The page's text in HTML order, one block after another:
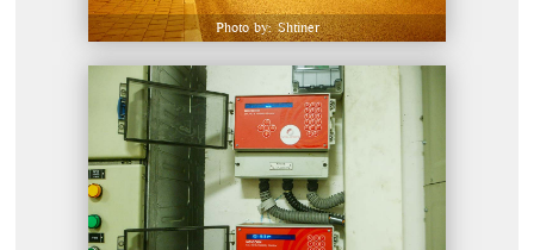
Photo by: Shtiner